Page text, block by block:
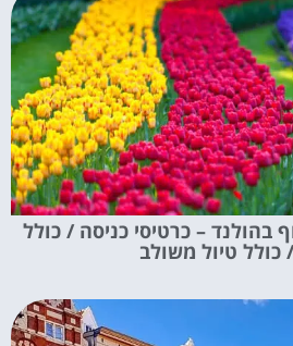
בהולנד – כרטיסי כניסה / כולל
טיול משולב